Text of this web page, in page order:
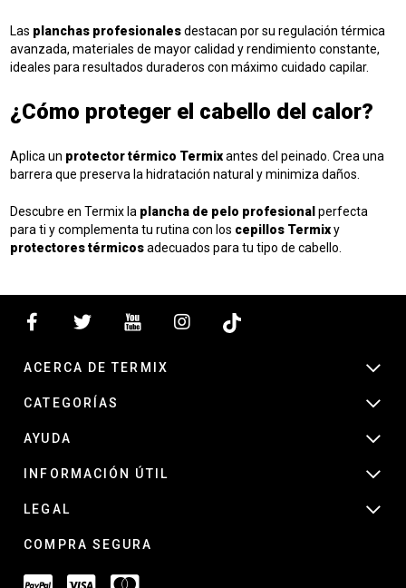
Las planchas profesionalesdestacan por su regulación térmica
avanzada, materiales de mayor calidad y rendimiento constante,
ideales para resultados duraderos con máximo cuidado capilar.
¿Cómo proteger el cabello del calor?
Aplica un protector térmico Termixantes del peinado. Crea una
barrera que preserva la hidratación natural y minimiza daños.
Descubre en Termix la plancha de pelo profesionalperfecta
para ti y complementa tu rutina con los cepillos Termixy
protectores térmicosadecuados para tu tipo de cabello.
ACERCA DE TERMIX
CATEGORÍAS
AYUDA
INFORMACIÓN ÚTIL
LEGAL
COMPRA SEGURA